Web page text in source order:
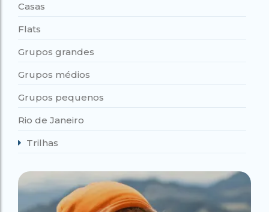
Casas
Flats
Grupos grandes
Grupos médios
Grupos pequenos
Rio de Janeiro
Trilhas